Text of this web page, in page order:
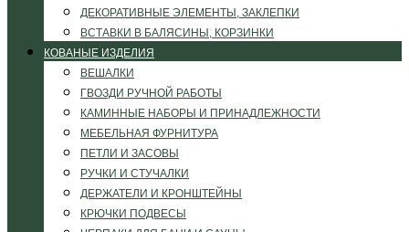
ДЕКОРАТИВНЫЕ ЭЛЕМЕНТЫ, ЗАКЛЕПКИ
ВСТАВКИ В БАЛЯСИНЫ, КОРЗИНКИ
КОВАНЫЕ ИЗДЕЛИЯ
ВЕШАЛКИ
ГВОЗДИ РУЧНОЙ РАБОТЫ
КАМИННЫЕ НАБОРЫ И ПРИНАДЛЕЖНОСТИ
МЕБЕЛЬНАЯ ФУРНИТУРА
ПЕТЛИ И ЗАСОВЫ
РУЧКИ И СТУЧАЛКИ
ДЕРЖАТЕЛИ И КРОНШТЕЙНЫ
КРЮЧКИ ПОДВЕСЫ